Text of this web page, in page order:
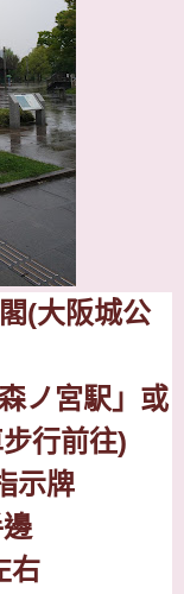
(大阪城公
ノ宮駅」或
行前往)
示牌
右